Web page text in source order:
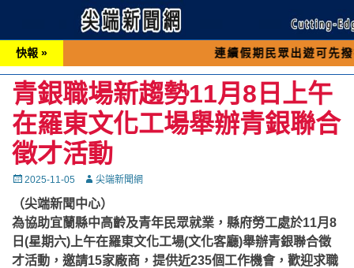
快報 » 連續假期民眾出遊可先撥打交通 「
青銀職場新趨勢11月8日上午
在羅東文化工場舉辦青銀聯合
徵才活動
Posted
2025-11-05 Autor尖端新聞網
（尖端新聞中心）
為協助宜蘭縣中高齡及青年民眾就業，縣府勞工處於11月8
日(星期六)上午在羅東文化工場(文化客廳)舉辦青銀聯合徵
才活動，邀請15家廠商，提供近235個工作機會，歡迎求職